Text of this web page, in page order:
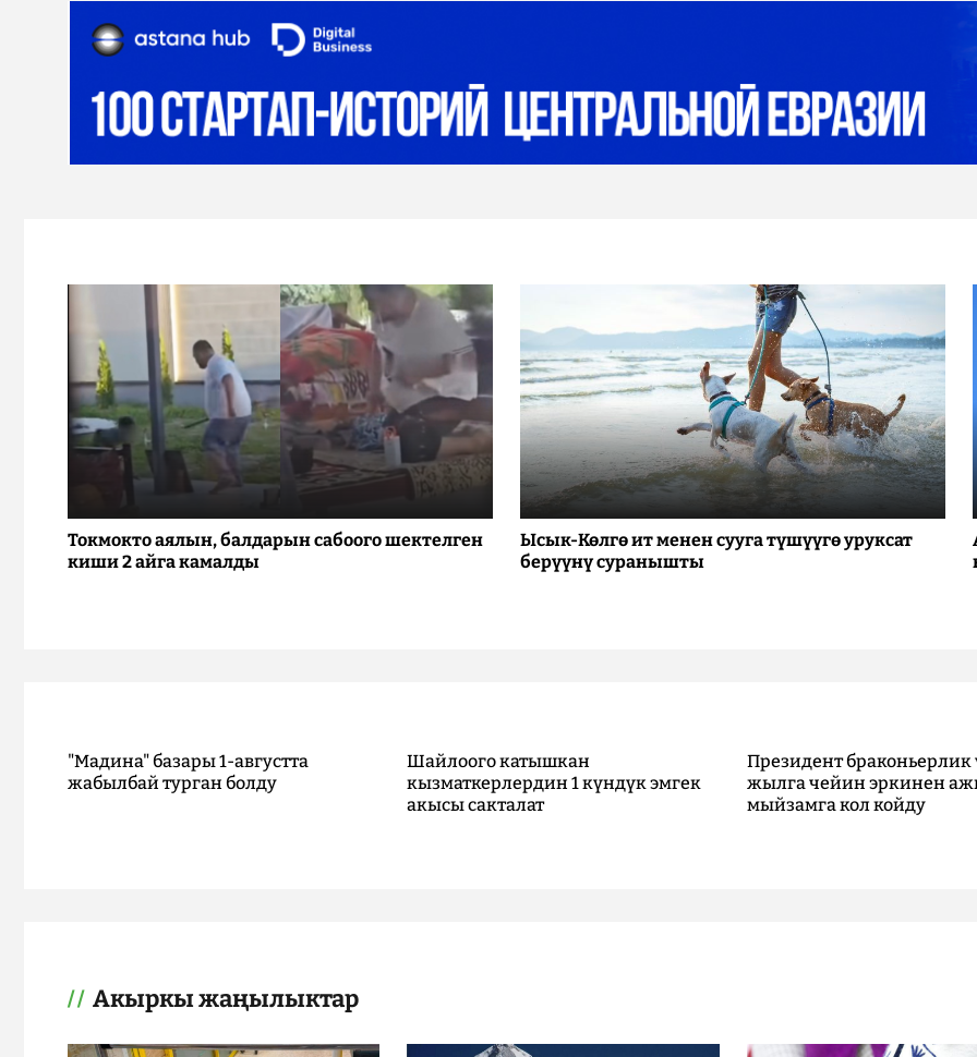
Токмокто аялын, балдарын сабоого шектелген
киши 2 айга камалды
Ысык-Көлгө ит менен сууга түшүүгө уруксат
берүүнү суранышты
"Мадина" базары 1-августта
жабылбай турган болду
Шайлоого катышкан
кызматкерлердин 1 күндүк эмгек
акысы сакталат
Президент браконьерлик
жылга чейин эркинен
мыйзамга кол койду
Акыркы жаңылыктар